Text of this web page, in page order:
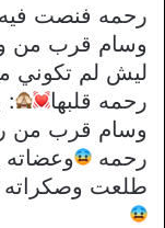
رحمه فنصت
وسام قرب من
ليش لم تكوني
رحمه قلبها
:
وسام قرب من
رحمه
وعضاته
طلعت وصكراته